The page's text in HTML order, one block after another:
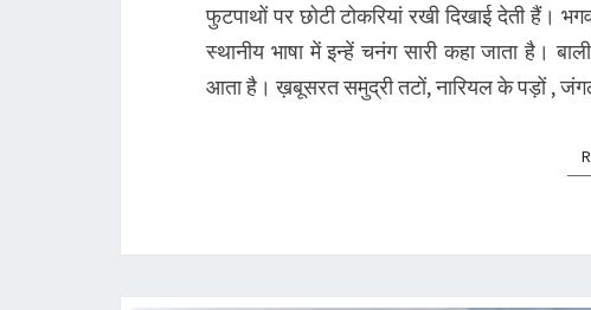
फुटपाथों पर छोटी टोकरियां रखी दिखाई देती हैं।
स्थानीय भाषा में इन्हें चनंग सारी कहा जाता है।
आता है। ख़बूसरत समुद्री तटों, नारियल के पड़ों ,